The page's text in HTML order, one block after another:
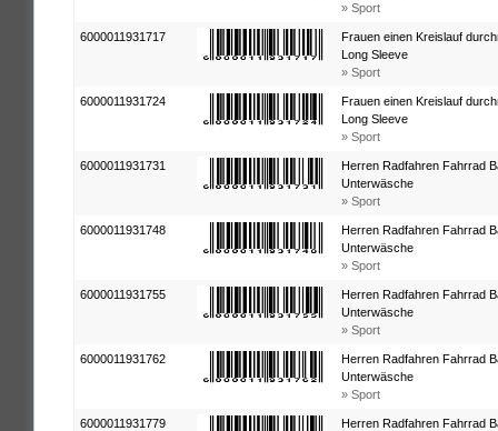
» Sport
6000011931717
Frauen einen Kreislauf
Long Sleeve
» Sport
6000011931724
Frauen einen Kreislauf
Long Sleeve
» Sport
6000011931731
Herren Radfahren Fahrrad
Unterwäsche
» Sport
6000011931748
Herren Radfahren Fahrrad
Unterwäsche
» Sport
6000011931755
Herren Radfahren Fahrrad
Unterwäsche
» Sport
6000011931762
Herren Radfahren Fahrrad
Unterwäsche
» Sport
6000011931779
Herren Radfahren Fahrrad